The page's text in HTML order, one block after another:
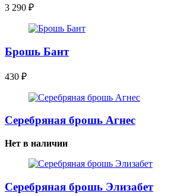
3 290 ₽
Брошь Бант
430 ₽
Серебряная брошь Агнес
Нет в наличии
Серебряная брошь Элизабет